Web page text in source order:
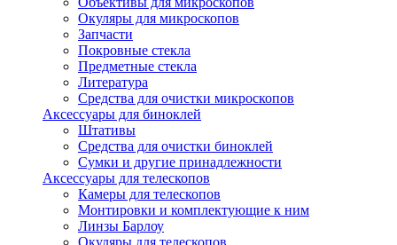
Окуляры для микроскопов
Запчасти
Покровные стекла
Предметные стекла
Литература
Средства для очистки микроскопов
Аксессуары для биноклей
Штативы
Средства для очистки биноклей
Сумки и другие принадлежности
Аксессуары для телескопов
Камеры для телескопов
Монтировки и комплектующие к ним
Линзы Барлоу
Окуляры для телескопов